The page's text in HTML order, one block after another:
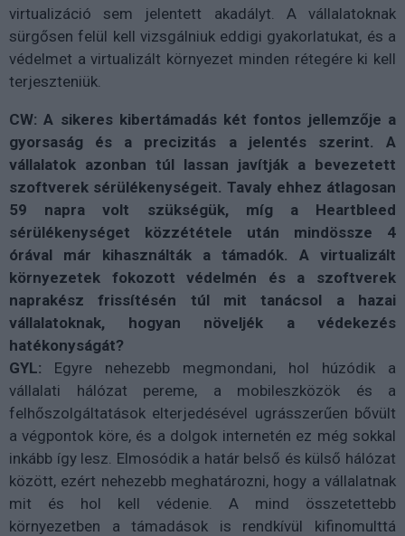
virtualizáció sem jelentett akadályt. A vállalatoknak
sürgősen felül kell vizsgálniuk eddigi gyakorlatukat, és a
védelmet a virtualizált környezet minden rétegére ki kell
terjeszteniük.
CW: A sikeres kibertámadás két fontos jellemzője a
gyorsaság és a precizitás a jelentés szerint. A
vállalatok azonban túl lassan javítják a bevezetett
szoftverek sérülékenységeit. Tavaly ehhez átlagosan
59 napra volt szükségük, míg a Heartbleed
sérülékenységet közzététele után mindössze 4
órával már kihasználták a támadók. A virtualizált
környezetek fokozott védelmén és a szoftverek
naprakész frissítésén túl mit tanácsol a hazai
vállalatoknak, hogyan növeljék a védekezés
hatékonyságát?
GYL: Egyre nehezebb megmondani, hol húzódik a
vállalati hálózat pereme, a mobileszközök és a
felhőszolgáltatások elterjedésével ugrásszerűen bővült
a végpontok köre, és a dolgok internetén ez még sokkal
inkább így lesz. Elmosódik a határ belső és külső hálózat
között, ezért nehezebb meghatározni, hogy a vállalatnak
mit és hol kell védenie. A mind összetettebb
környezetben a támadások is rendkívül kifinomulttá